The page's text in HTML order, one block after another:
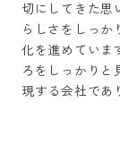
切にしてきた思
らしさをしっか
化を進めていま
ろをしっかり
現する会社であ